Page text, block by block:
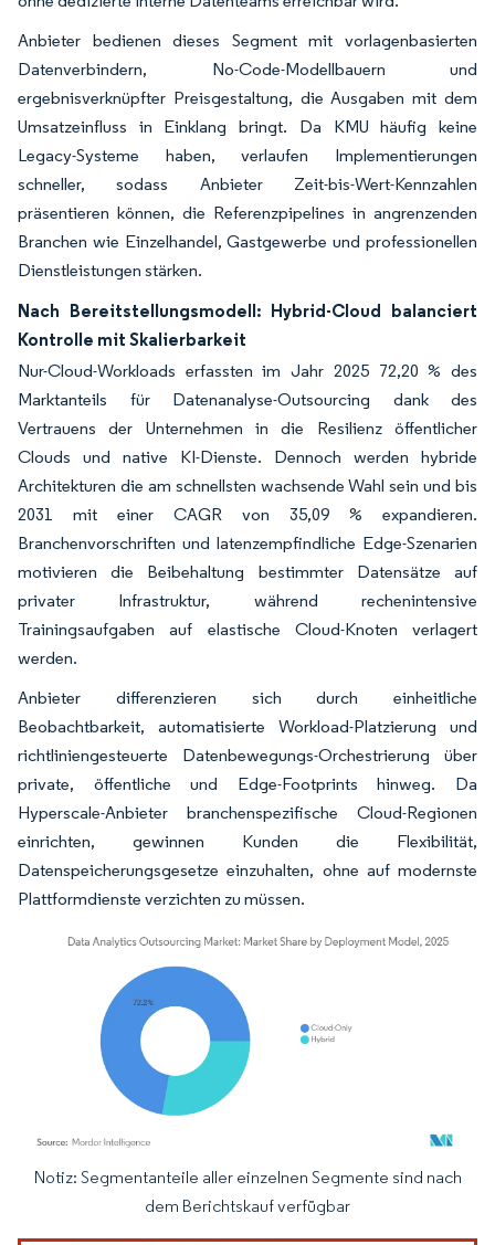
Anbieter bedienen dieses Segment mit vorlagenbasierten
Datenverbindern, No-Code-Modellbauern und
ergebnisverknüpfter Preisgestaltung, die Ausgaben mit dem
Umsatzeinfluss in Einklang bringt. Da KMU häufig keine
Legacy-Systeme haben, verlaufen Implementierungen
schneller, sodass Anbieter Zeit-bis-Wert-Kennzahlen
präsentieren können, die Referenzpipelines in angrenzenden
Branchen wie Einzelhandel, Gastgewerbe und professionellen
Dienstleistungen stärken.
Nach Bereitstellungsmodell: Hybrid-Cloud balanciert
Kontrolle mit Skalierbarkeit
Nur-Cloud-Workloads erfassten im Jahr 2025 72,20 % des
Marktanteils für Datenanalyse-Outsourcing dank des
Vertrauens der Unternehmen in die Resilienz öffentlicher
Clouds und native KI-Dienste. Dennoch werden hybride
Architekturen die am schnellsten wachsende Wahl sein und bis
2031 mit einer CAGR von 35,09 % expandieren.
Branchenvorschriften und latenzempfindliche Edge-Szenarien
motivieren die Beibehaltung bestimmter Datensätze auf
privater Infrastruktur, während rechenintensive
Trainingsaufgaben auf elastische Cloud-Knoten verlagert
werden.
Anbieter differenzieren sich durch einheitliche
Beobachtbarkeit, automatisierte Workload-Platzierung und
richtliniengesteuerte Datenbewegungs-Orchestrierung über
private, öffentliche und Edge-Footprints hinweg. Da
Hyperscale-Anbieter branchenspezifische Cloud-Regionen
einrichten, gewinnen Kunden die Flexibilität,
Datenspeicherungsgesetze einzuhalten, ohne auf modernste
Plattformdienste verzichten zu müssen.
Bild © Mordor Intelligence. Wiederverwendung erfordert Namensnennung
Notiz: Segmentanteile aller einzelnen Segmente sind nach
dem Berichtskauf verfügbar